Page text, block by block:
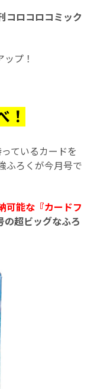
コロコロコミック
プ！
！
ているカードを
ふろくが今月号で
可能な『カードフ
の超ビッグなふろ